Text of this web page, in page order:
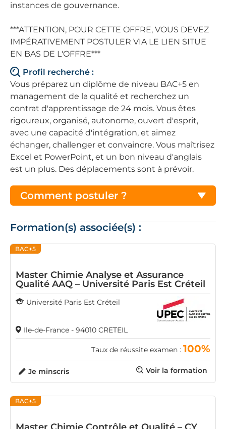
instances de gouvernance.
***ATTENTION, POUR CETTE OFFRE, VOUS DEVEZ
IMPÉRATIVEMENT POSTULER VIA LE LIEN SITUE
EN BAS DE L'OFFRE***
Profil recherché :
Vous préparez un diplôme de niveau BAC+5 en
management de la qualité et recherchez un
contrat d'apprentissage de 24 mois. Vous êtes
rigoureux, organisé, autonome, ouvert d'esprit,
avec une capacité d'intégration, et aimez
échanger, challenger et convaincre. Vous maîtrisez
Excel et PowerPoint, et un bon niveau d'anglais
est un plus. Des déplacements sont à prévoir.
Comment postuler ?
Formation(s) associée(s) :
BAC+5
Master Chimie Analyse et Assurance
Qualité AAQ – Université Paris Est Créteil
Université Paris Est Créteil
Ile-de-France - 94010 CRETEIL
Taux de réussite examen : 100%
Voir la formation
Je minscris
BAC+5